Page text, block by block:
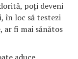
poți deveni
în loc să testezi
fi mai sănătos